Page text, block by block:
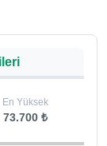
En Yüksek
73.700 ₺